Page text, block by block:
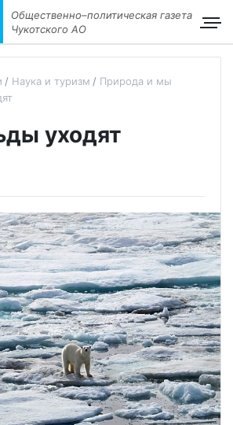
Общественно–политическая газета
Чукотского АО
Наука и туризм
Природа и мы
уходят